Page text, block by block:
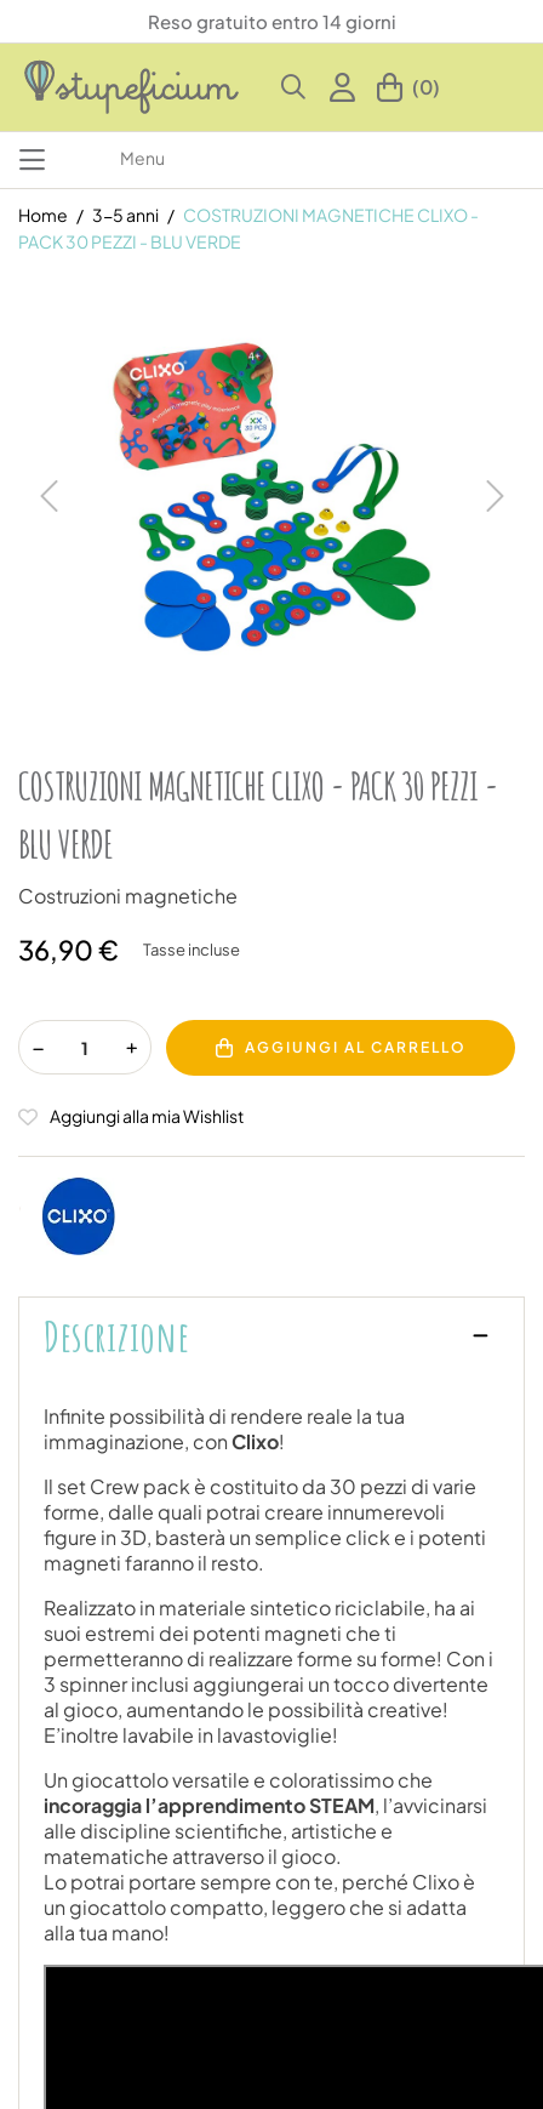
Reso gratuito entro 14 giorni
(0)
Menu
Home 3-5 anni
COSTRUZIONI MAGNETICHE CLIXO -
PACK 30 PEZZI - BLU VERDE
COSTRUZIONI MAGNETICHE CLIXO - PACK 30 PEZZI -
BLU VERDE
Costruzioni magnetiche
36,90 € Tasse incluse
AGGIUNGI AL CARRELLO
Aggiungi alla mia Wishlist
Descrizione
Infinite possibilità di rendere reale la tua
immaginazione, conClixo!
Il set Crew pack è costituito da 30 pezzi di varie
forme, dalle quali potrai creare innumerevoli
figure in 3D, basterà un semplice click e i potenti
magneti faranno il resto.
Realizzato in materiale sintetico riciclabile, ha ai
suoi estremi dei potenti magneti che ti
permetteranno di realizzare forme su forme! Con i
3 spinner inclusi aggiungerai un tocco divertente
al gioco, aumentando le possibilità creative!
E’inoltre lavabile in lavastoviglie!
Un giocattolo versatile e coloratissimo che
incoraggia l’apprendimento STEAM, l’avvicinarsi
alle discipline scientifiche, artistiche e
matematiche attraverso il gioco.
Lo potrai portare sempre con te, perché Clixo è
un giocattolo compatto, leggero che si adatta
alla tua mano!